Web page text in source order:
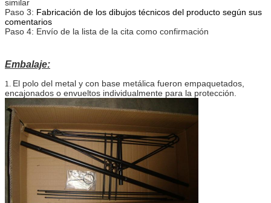
similar
Paso 3: Fabricación de los dibujos técnicos del producto según sus
comentarios
Paso 4: Envío de la lista de la cita como confirmación
Embalaje:
1. El polo del metal y con base metálica fueron empaquetados,
encajonados o envueltos individualmente para la protección.